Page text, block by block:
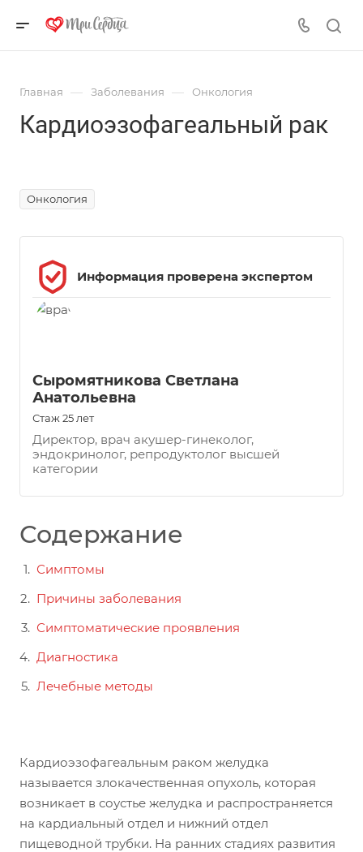
Главная — Заболевания — Онкология
Кардиоэзофагеальный рак
Онкология
Информация проверена экспертом
Сыромятникова Светлана
Анатольевна
Стаж 25 лет
Директор, врач акушер-гинеколог,
эндокринолог, репродуктолог высшей
категории
Содержание
Симптомы
Причины заболевания
Симптоматические проявления
Диагностика
Лечебные методы
Кардиоэзофагеальным раком желудка
называется злокачественная опухоль, которая
возникает в соустье желудка и распространяется
на кардиальный отдел и нижний отдел
пищеводной трубки. На ранних стадиях развития